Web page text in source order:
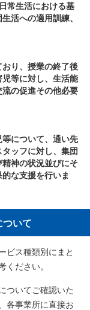
常生活における基
活への適用訓練、
り、授業の終了後
等に対し、生活能
の促進その他必要
について、通い先
ッフに対し、集団
神の状況並びにそ
な支援を行いま
ついて
ビス種類別にまと
ください。
ついてご確認いた
各事業所に直接お